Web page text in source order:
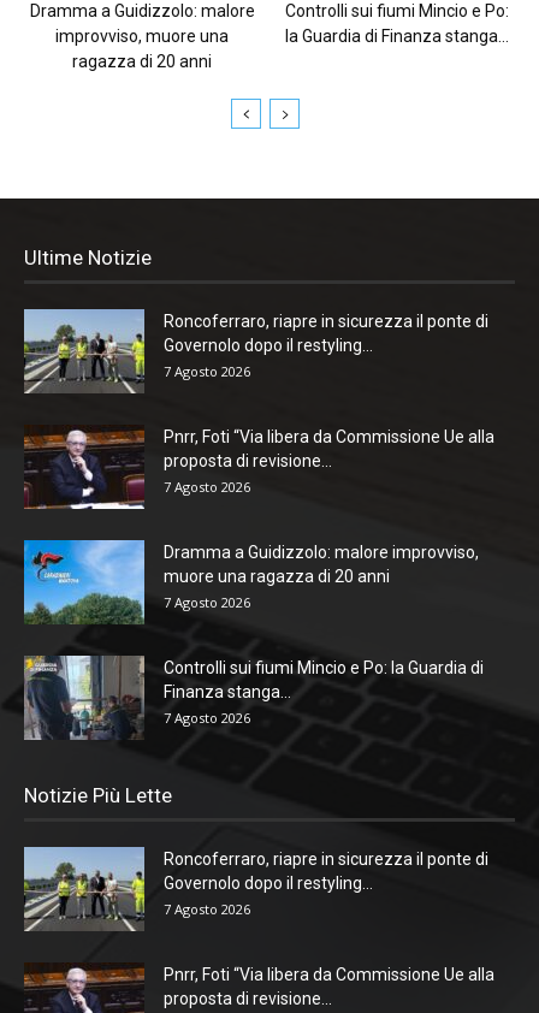
Dramma a Guidizzolo: malore
improvviso, muore una
ragazza di 20 anni
Controlli sui fiumi Mincio e Po:
la Guardia di Finanza stanga...
Ultime Notizie
Roncoferraro, riapre in sicurezza il ponte di
Governolo dopo il restyling...
7 Agosto 2026
Pnrr, Foti “Via libera da Commissione Ue alla
proposta di revisione...
7 Agosto 2026
Dramma a Guidizzolo: malore improvviso,
muore una ragazza di 20 anni
7 Agosto 2026
Controlli sui fiumi Mincio e Po: la Guardia di
Finanza stanga...
7 Agosto 2026
Notizie Più Lette
Roncoferraro, riapre in sicurezza il ponte di
Governolo dopo il restyling...
7 Agosto 2026
Pnrr, Foti “Via libera da Commissione Ue alla
proposta di revisione...